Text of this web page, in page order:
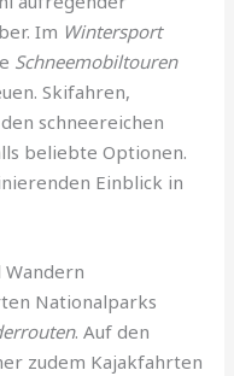
Im Wintersport
Schneemobiltouren
Skifahren,
schneereichen
beliebte Optionen.
Einblick in
Nationalparks
. Auf den
zudem Kajakfahrten